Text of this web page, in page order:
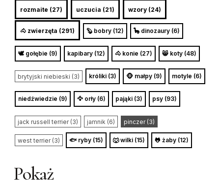
rozmaite (27) uczucia (21) wzory (24)
🐴 zwierzęta (291) 🦫 bobry (12) 🦕 dinozaury (6)
🕊️ gołębie (9) kapibary (12) 🐴 konie (27) 😸 koty (48)
brytyjski niebieski (3) króliki (3) 🐵 małpy (9) motyle (6)
niedźwiedzie (9) 🦅 orły (6) pająki (3) psy (93)
jack russell terrier (3) jamnik (6) pinczer (3)
west terrier (3) 🐟 ryby (15) 🐺 wilki (15) 🐸 żaby (12)
Pokaż